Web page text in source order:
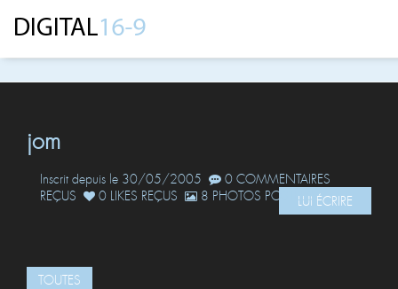
jom
Inscrit depuis le 30/05/2005
0 COMMENTAIRES
REÇUS
0 LIKES REÇUS 8 PHOTOS POSTÉESLUI ÉCRIRE
TOUTES